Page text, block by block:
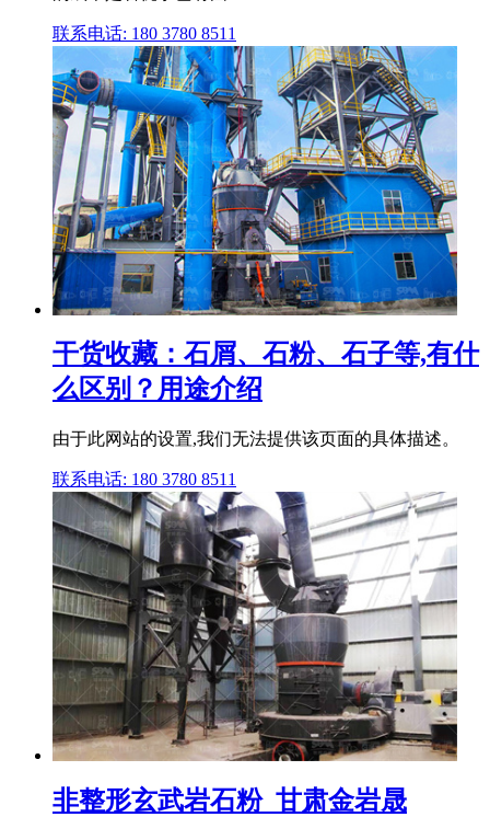
联系电话: 180 3780 8511
干货收藏：石屑、石粉、石子等,有什
么区别？用途介绍
由于此网站的设置,我们无法提供该页面的具体描述。
联系电话: 180 3780 8511
非整形玄武岩石粉_甘肃金岩晟